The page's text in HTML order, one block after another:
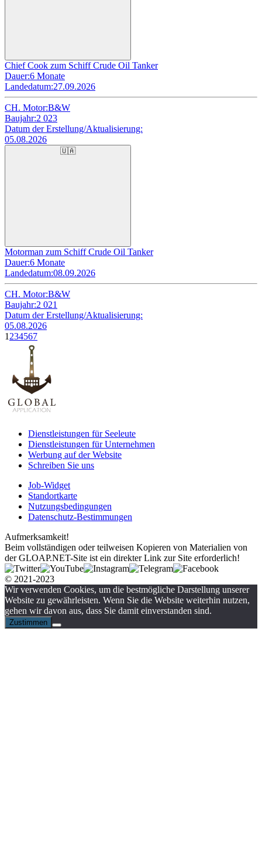
Chief Cook zum Schiff Crude Oil Tanker
Dauer:6 Monate
Landedatum:27.09.2026
CH. Motor:B&W
Baujahr:2 023
Datum der Erstellung/Aktualisierung:
05.08.2026
🇺🇦
Motorman zum Schiff Crude Oil Tanker
Dauer:6 Monate
Landedatum:08.09.2026
CH. Motor:B&W
Baujahr:2 021
Datum der Erstellung/Aktualisierung:
05.08.2026
1 234567
Dienstleistungen für Seeleute
Dienstleistungen für Unternehmen
Werbung auf der Website
Schreiben Sie uns
Job-Widget
Standortkarte
Nutzungsbedingungen
Datenschutz-Bestimmungen
Aufmerksamkeit!
Beim vollständigen oder teilweisen Kopieren von Materialien von
der GLOAP.NET-Site ist ein direkter Link zur Site erforderlich!
© 2021-2023
Wir verwenden Cookies, um die bestmögliche Darstellung unserer
Website zu gewährleisten. Wenn Sie die Website weiterhin nutzen,
gehen wir davon aus, dass Sie damit einverstanden sind.
Zustimmen